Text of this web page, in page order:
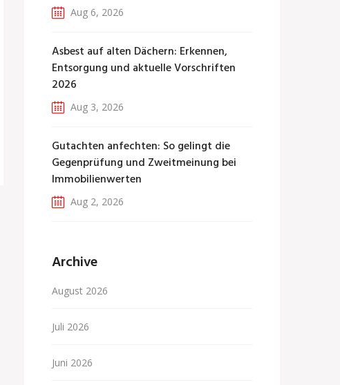
Aug 6, 2026
Asbest auf alten Dächern: Erkennen,
Entsorgung und aktuelle Vorschriften
2026
Aug 3, 2026
Gutachten anfechten: So gelingt die
Gegenprüfung und Zweitmeinung bei
Immobilienwerten
Aug 2, 2026
Archive
August 2026
Juli 2026
Juni 2026